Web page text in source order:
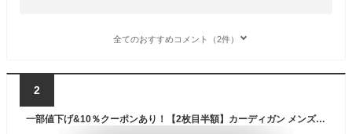
全てのおすすめコメント（2件）
2
一部値下げ&10％クーポンあり！【2枚目半額】カーディガン メンズ 大きいサイズ 綿100% Vネック カーディガン S～5L ユニセックス 重ね着 コットン ビジネス 冷房対策 ニット セーター スウェット カジュアル レディース アウター 秋冬 秋服 冬服 黒 送料無料 ＊一部予約中